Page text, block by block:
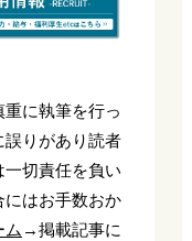
に執筆を行っ
りがあり読者
切責任を負い
にはお手数おか
ム →掲載記事に